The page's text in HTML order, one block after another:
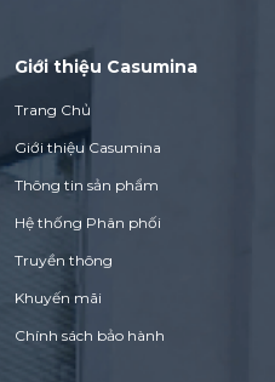
Giới thiệu Casumina
Trang Chủ
Giới thiệu Casumina
Thông tin sản phẩm
Hệ thống Phân phối
Truyền thông
Khuyến mãi
Chính sách bảo hành